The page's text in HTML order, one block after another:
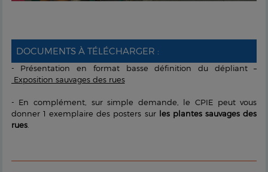
DOCUMENTS À TÉLÉCHARGER :
- Présentation en format basse définition du dépliant –
Exposition sauvages des rues
- En complément, sur simple demande, le CPIE peut vous
donner 1 exemplaire des posters sur les plantes sauvages des
rues.